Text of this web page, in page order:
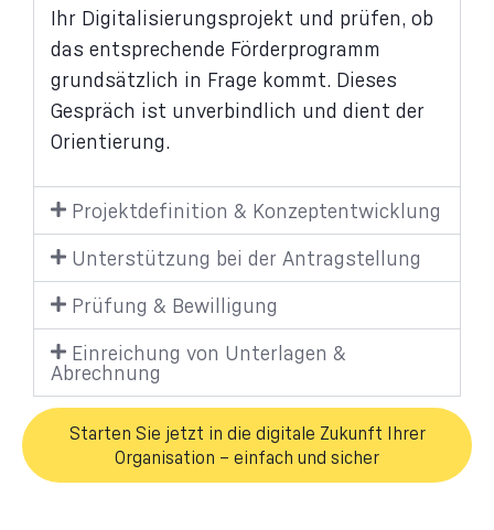
Ihr Digitalisierungsprojekt und prüfen, ob
das entsprechende Förderprogramm
grundsätzlich in Frage kommt. Dieses
Gespräch ist unverbindlich und dient der
Orientierung.
Projektdefinition & Konzeptentwicklung
Unterstützung bei der Antragstellung
Prüfung & Bewilligung
Einreichung von Unterlagen &
Abrechnung
Starten Sie jetzt in die digitale Zukunft Ihrer
Organisation – einfach und sicher